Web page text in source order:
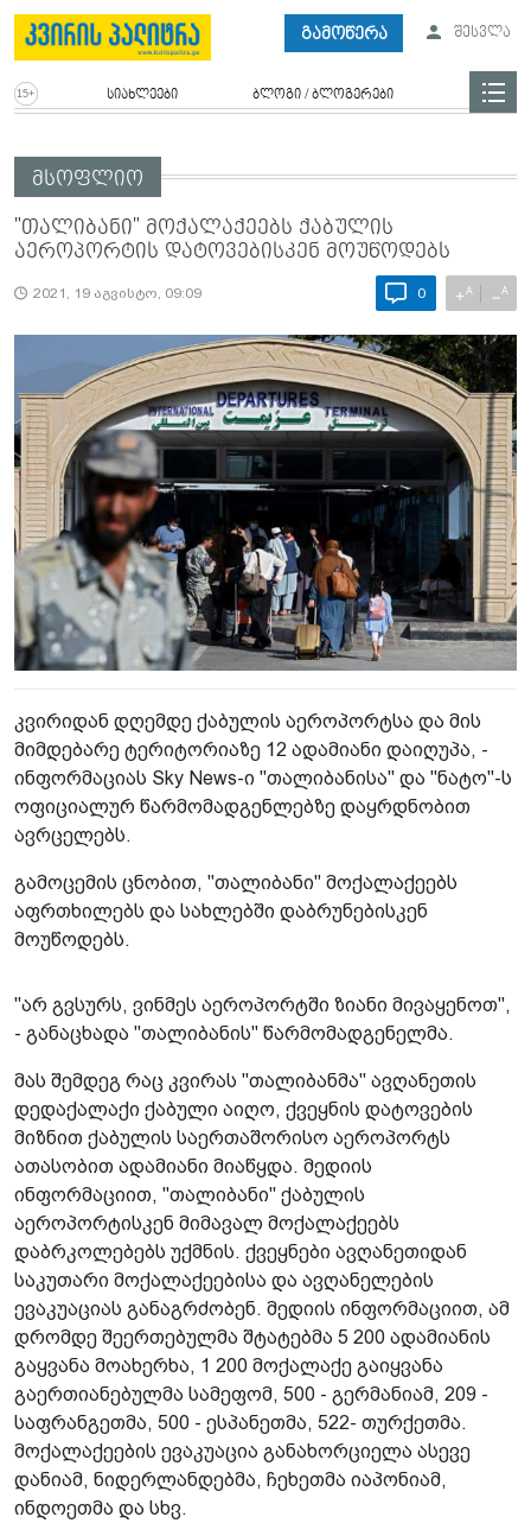
გამოწერა შესვლა
სიახლეები ბლოგი / ბლოგერები
მსოფლიო
"თალიბანი" მოქალაქეებს ქაბულის
აეროპორტის დატოვებისკენ მოუწოდებს
2021, 19 აგვისტო, 09:09 0 +A −A
კვირიდან დღემდე ქაბულის აეროპორტსა და მის
მიმდებარე ტერიტორიაზე 12 ადამიანი დაიღუპა, -
ინფორმაციას Sky News-ი "თალიბანისა" და "ნატო"-ს
ოფიციალურ წარმომადგენლებზე დაყრდნობით
ავრცელებს.
გამოცემის ცნობით, "თალიბანი" მოქალაქეებს
აფრთხილებს და სახლებში დაბრუნებისკენ
მოუწოდებს.
"არ გვსურს, ვინმეს აეროპორტში ზიანი მივაყენოთ",
- განაცხადა "თალიბანის" წარმომადგენელმა.
მას შემდეგ რაც კვირას "თალიბანმა" ავღანეთის
დედაქალაქი ქაბული აიღო, ქვეყნის დატოვების
მიზნით ქაბულის საერთაშორისო აეროპორტს
ათასობით ადამიანი მიაწყდა. მედიის
ინფორმაციით, "თალიბანი" ქაბულის
აეროპორტისკენ მიმავალ მოქალაქეებს
დაბრკოლებებს უქმნის. ქვეყნები ავღანეთიდან
საკუთარი მოქალაქეებისა და ავღანელების
ევაკუაციას განაგრძობენ. მედიის ინფორმაციით, ამ
დრომდე შეერთებულმა შტატებმა 5 200 ადამიანის
გაყვანა მოახერხა, 1 200 მოქალაქე გაიყვანა
გაერთიანებულმა სამეფომ, 500 - გერმანიამ, 209 -
საფრანგეთმა, 500 - ესპანეთმა, 522- თურქეთმა.
მოქალაქეების ევაკუაცია განახორციელა ასევე
დანიამ, ნიდერლანდებმა, ჩეხეთმა იაპონიამ,
ინდოეთმა და სხვ.